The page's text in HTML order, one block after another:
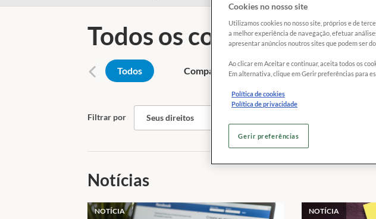
Todos os conteúdos
Todos Comparadores Guias de Compras
Filtrar por Seus direitos
Notícias
NOTÍCIA NOTÍCIA
Cookies no nosso site
Utilizamos cookies no nosso site, próprios e de
a melhor experiência de navegação, efetuar
apresentar anúncios noutros sites que podem ser
Ao clicar em Aceitar e continuar, aceita todos os
Em alternativa, clique em Gerir preferências para
Política de cookies
Política de privacidade
Gerir preferências